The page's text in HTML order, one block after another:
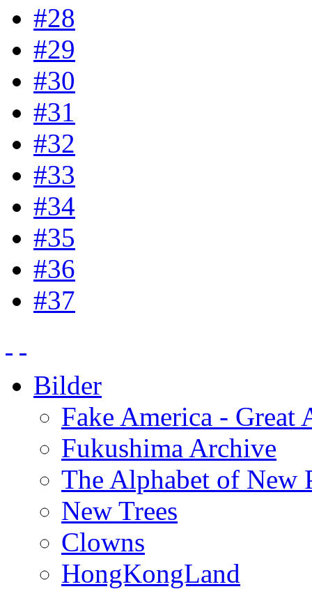
#28
#29
#30
#31
#32
#33
#34
#35
#36
#37
Bilder
Fake America - Great
Fukushima Archive
The Alphabet of New
New Trees
Clowns
HongKongLand